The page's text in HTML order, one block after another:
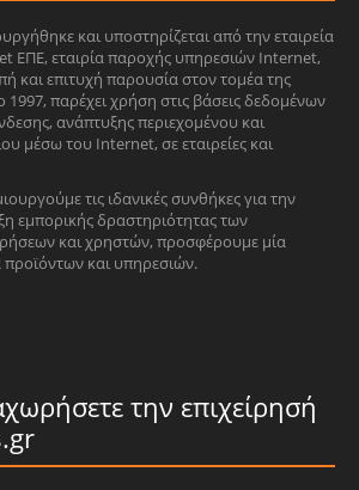
και υποστηρίζεται από την εταιρεία
ΕΠΕ, εταιρία παροχής υπηρεσιών Internet,
και επιτυχή παρουσία στον τομέα της
παρέχει χρήση στις βάσεις δεδομένων
ανάπτυξης περιεχομένου και
μέσω του Internet, σε εταιρείες και
τις ιδανικές συνθήκες για την
εμπορικής δραστηριότητας των
και χρηστών, προσφέρουμε μία
και υπηρεσιών.
την επιχείρησή